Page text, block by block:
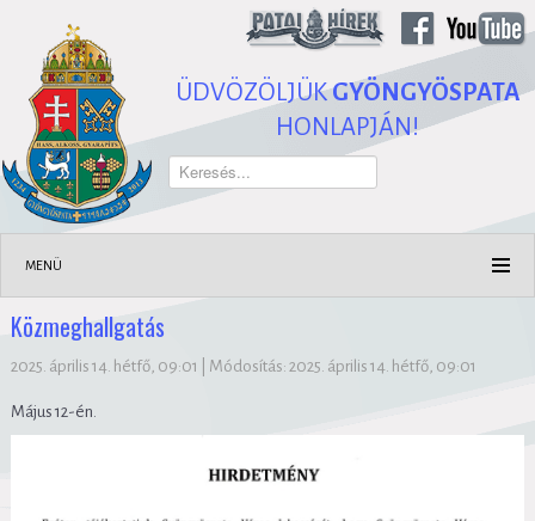
ÜDVÖZÖLJÜKGYÖNGYÖSPATA
HONLAPJÁN!
Keresés...
MENÜ
Közmeghallgatás
2025. április 14. hétfő, 09:01 Módosítás: 2025. április 14. hétfő, 09:01
Május 12-én.